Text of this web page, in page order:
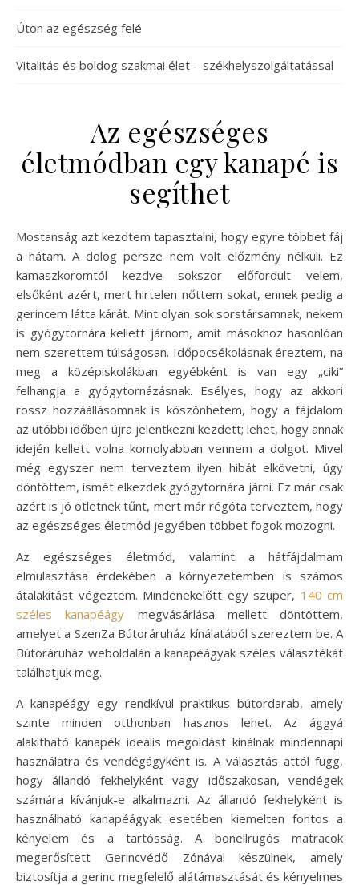
Úton az egészség felé
Vitalitás és boldog szakmai élet – székhelyszolgáltatással
Az egészséges
életmódban egy kanapé is
segíthet
Mostanság azt kezdtem tapasztalni, hogy egyre többet fáj
a hátam. A dolog persze nem volt előzmény nélküli. Ez
kamaszkoromtól kezdve sokszor előfordult velem,
elsőként azért, mert hirtelen nőttem sokat, ennek pedig a
gerincem látta kárát. Mint olyan sok sorstársamnak, nekem
is gyógytornára kellett járnom, amit másokhoz hasonlóan
nem szerettem túlságosan. Időpocsékolásnak éreztem, na
meg a középiskolákban egyébként is van egy „ciki”
felhangja a gyógytornázásnak. Esélyes, hogy az akkori
rossz hozzáállásomnak is köszönhetem, hogy a fájdalom
az utóbbi időben újra jelentkezni kezdett; lehet, hogy annak
idején kellett volna komolyabban vennem a dolgot. Mivel
még egyszer nem terveztem ilyen hibát elkövetni, úgy
döntöttem, ismét elkezdek gyógytornára járni. Ez már csak
azért is jó ötletnek tűnt, mert már régóta terveztem, hogy
az egészséges életmód jegyében többet fogok mozogni.
Az egészséges életmód, valamint a hátfájdalmam
elmulasztása érdekében a környezetemben is számos
átalakítást végeztem. Mindenekelőtt egy szuper, 140 cm
széles kanapéágy megvásárlása mellett döntöttem,
amelyet a SzenZa Bútoráruház kínálatából szereztem be. A
Bútoráruház weboldalán a kanapéágyak széles választékát
találhatjuk meg.
A kanapéágy egy rendkívül praktikus bútordarab, amely
szinte minden otthonban hasznos lehet. Az ággyá
alakítható kanapék ideális megoldást kínálnak mindennapi
használatra és vendégágyként is. A választás attól függ,
hogy állandó fekhelyként vagy időszakosan, vendégek
számára kívánjuk-e alkalmazni. Az állandó fekhelyként is
használható kanapéágyak esetében kiemelten fontos a
kényelem és a tartósság. A bonellrugós matracok
megerősített Gerincvédő Zónával készülnek, amely
biztosítja a gerinc megfelelő alátámasztását és kényelmes